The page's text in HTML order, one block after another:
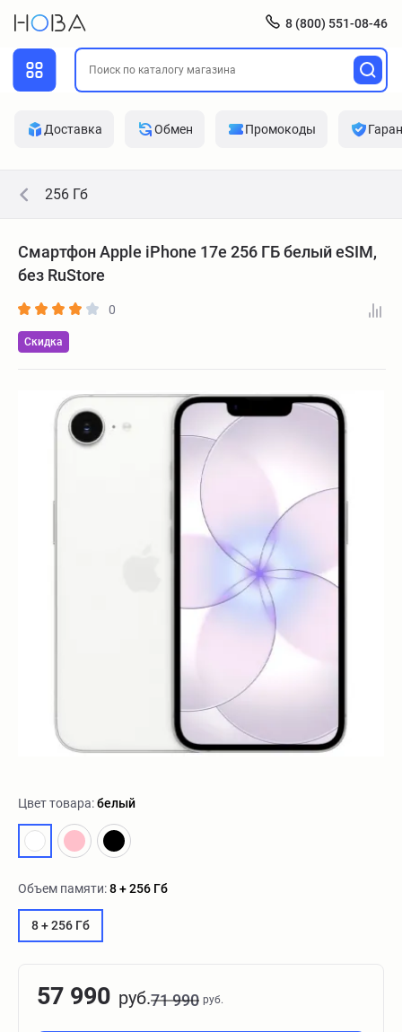
8 (800) 551-08-46
Доставка Обмен Промокоды
256 Гб
Смартфон Apple iPhone 17e 256 ГБ белый eSIM,
без RuStore
0
Скидка
Цвет товара:белый
Объем памяти:8 + 256 Гб
8 + 256 Гб
57 990 руб.71 990 руб.